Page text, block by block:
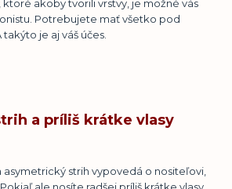
ktoré akoby tvorili vrstvy, je možné vás
Potrebujete mať všetko pod
je aj váš účes.
a príliš krátke vlasy
strih vypovedá o nositeľovi,